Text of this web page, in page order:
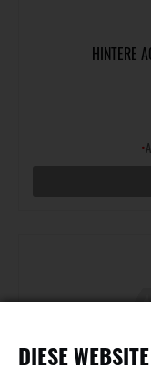
HINTERE
•
DIESE